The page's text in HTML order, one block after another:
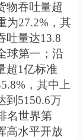
物吞吐量超
为27.2%，其
吐量达13.8
球第一；沿
超1亿标准
，其中上
到5150.6万
名世界第
高水平开放